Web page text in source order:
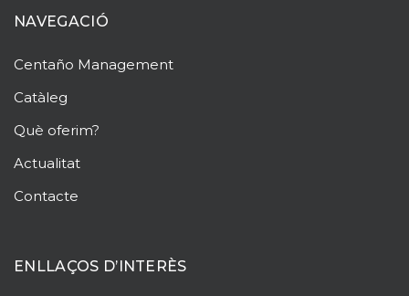
NAVEGACIÓ
Centaño Management
Catàleg
Què oferim?
Actualitat
Contacte
ENLLAÇOS D’INTERÈS